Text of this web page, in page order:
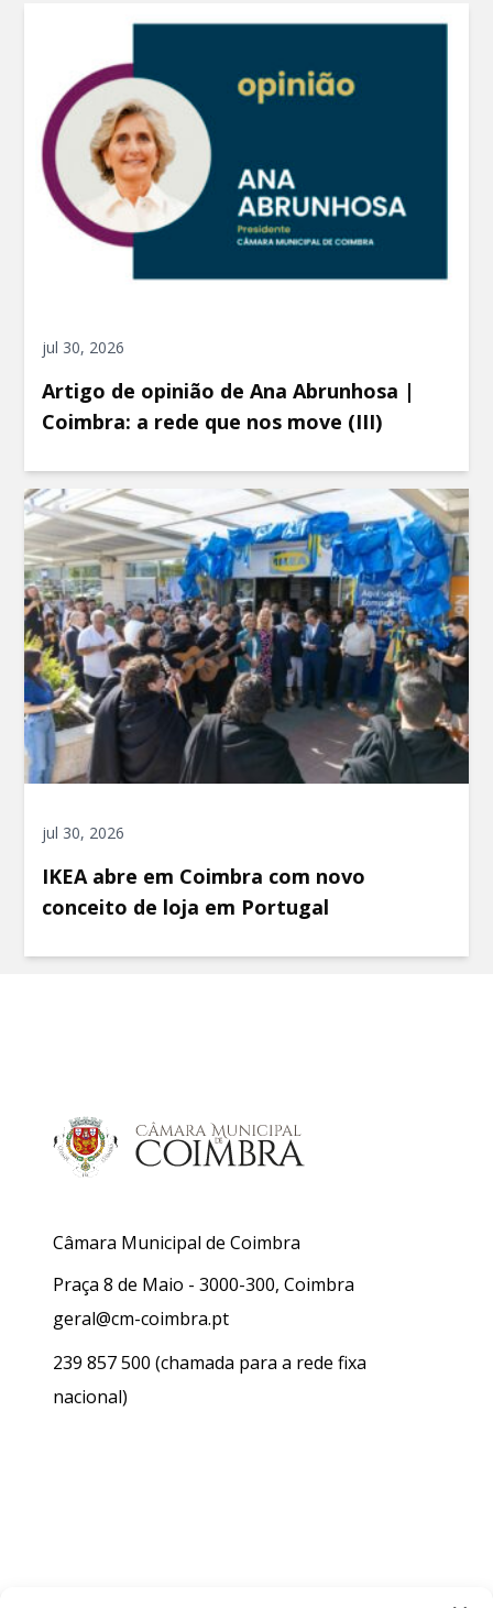
jul 30, 2026
Artigo de opinião de Ana Abrunhosa |
Coimbra: a rede que nos move (III)
jul 30, 2026
IKEA abre em Coimbra com novo
conceito de loja em Portugal
Câmara Municipal de Coimbra
Praça 8 de Maio - 3000-300, Coimbra
geral@cm-coimbra.pt
239 857 500 (chamada para a rede fixa
nacional)